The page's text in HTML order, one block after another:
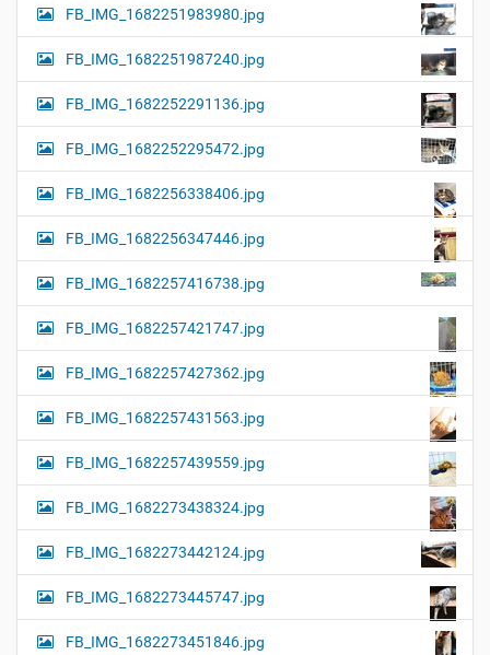
FB_IMG_1682251983980.jpg
FB_IMG_1682251987240.jpg
FB_IMG_1682252291136.jpg
FB_IMG_1682252295472.jpg
FB_IMG_1682256338406.jpg
FB_IMG_1682256347446.jpg
FB_IMG_1682257416738.jpg
FB_IMG_1682257421747.jpg
FB_IMG_1682257427362.jpg
FB_IMG_1682257431563.jpg
FB_IMG_1682257439559.jpg
FB_IMG_1682273438324.jpg
FB_IMG_1682273442124.jpg
FB_IMG_1682273445747.jpg
FB_IMG_1682273451846.jpg